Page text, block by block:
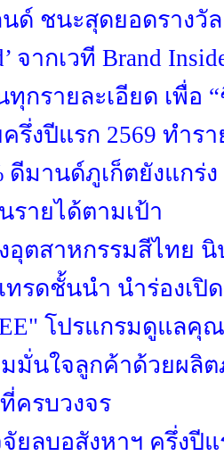
ด์ ชนะสุดยอดรางวัล
จากเวที Brand
ทุกรายละเอียด เพื่อ
รึ่งปีแรก 2569 ทำร
ดีมานด์ภูเก็ตยังแกร่
รายได้ตามเป้า
อุตสาหกรรมสีไทย
ทรดชั้นนำ นำร่องเปิ
โปรแกรมดูแล
มมั่นใจลูกค้าด้วยผ
ครบวงจร
ยลบอสังหาฯ ครึ่งปี